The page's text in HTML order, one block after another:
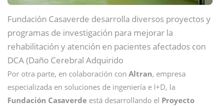
Fundación Casaverde desarrolla diversos proyectos y
programas de investigación para mejorar la
rehabilitación y atención en pacientes afectados con
DCA (Daño Cerebral Adquirido
Por otra parte, en colaboración con Altran, empresa
especializada en soluciones de ingeniería e I+D, la
Fundación Casaverde está desarrollando el Proyecto